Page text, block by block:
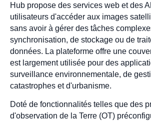
Hub propose des services web et des
utilisateurs d'accéder aux images
sans avoir à gérer des tâches
synchronisation, de stockage ou de
données. La plateforme offre une
est largement utilisée pour des
surveillance environnementale, de
catastrophes et d'urbanisme.
Doté de fonctionnalités telles que des
d'observation de la Terre (OT)